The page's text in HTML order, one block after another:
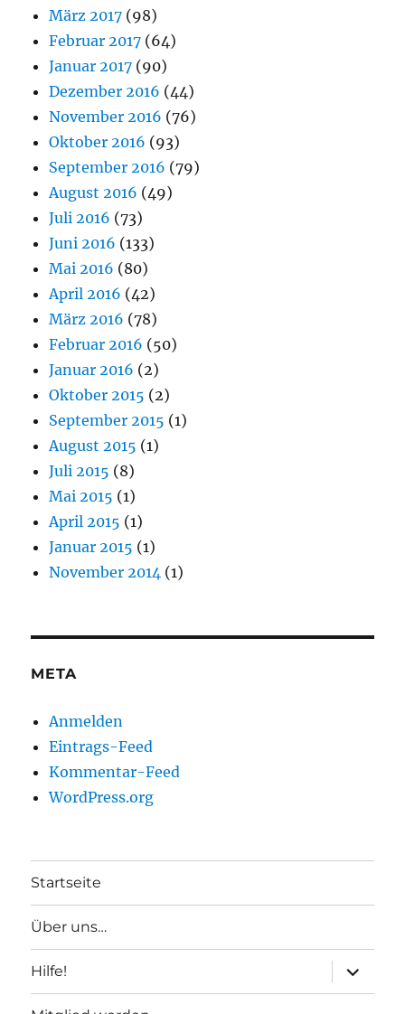
März 2017 (98)
Februar 2017 (64)
Januar 2017 (90)
Dezember 2016 (44)
November 2016 (76)
Oktober 2016 (93)
September 2016 (79)
August 2016 (49)
Juli 2016 (73)
Juni 2016 (133)
Mai 2016 (80)
April 2016 (42)
März 2016 (78)
Februar 2016 (50)
Januar 2016 (2)
Oktober 2015 (2)
September 2015 (1)
August 2015 (1)
Juli 2015 (8)
Mai 2015 (1)
April 2015 (1)
Januar 2015 (1)
November 2014 (1)
META
Anmelden
Eintrags-Feed
Kommentar-Feed
WordPress.org
Startseite
Über uns…
Hilfe!
anzeigen